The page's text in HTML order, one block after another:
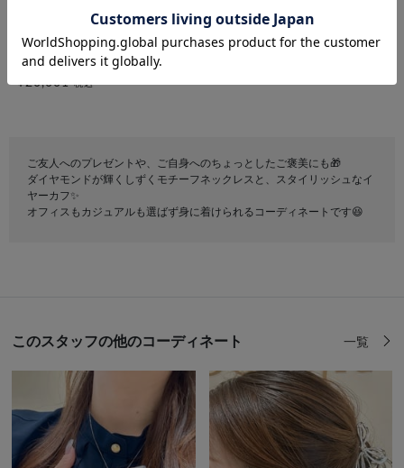
bijou SOPHIA
K10WG ダイヤモンド ネックレ
ス
¥20,001税込
festaria VOYAGE
SV925 イヤーカフ
ご友人へのプレゼントや、ご自身へのちょっとしたご褒美にも🎁
ダイヤモンドが輝くしずくモチーフネックレスと、スタイリッシュなイ
ヤーカフ✨
オフィスもカジュアルも選ばず身に着けられるコーディネートです😆
このスタッフの他のコーディネート 一覧